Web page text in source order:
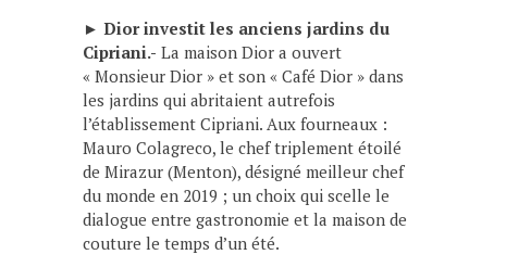
► Dior investit les anciens jardins du
Cipriani.- La maison Dior a ouvert
« Monsieur Dior » et son « Café Dior » dans
les jardins qui abritaient autrefois
l’établissement Cipriani. Aux fourneaux :
Mauro Colagreco, le chef triplement étoilé
de Mirazur (Menton), désigné meilleur chef
du monde en 2019 ; un choix qui scelle le
dialogue entre gastronomie et la maison de
couture le temps d’un été.